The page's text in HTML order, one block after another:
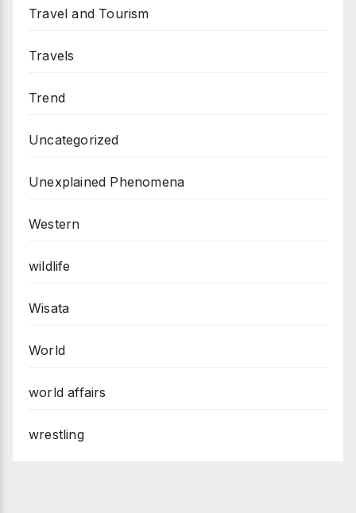
Travel and Tourism
Travels
Trend
Uncategorized
Unexplained Phenomena
Western
wildlife
Wisata
World
world affairs
wrestling